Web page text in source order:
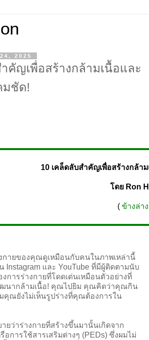
2025
คัญเพื่อสร้างกล้ามเนื้อและ
มชัด!
10 เคล็ดลับสำคัญเพื่อสร้างกล้า
โดย Ron
( ข้างล่า
ยของคุณดูเหมือนกับคนในภาพเหล่านี้
Instagram และ YouTube ที่มีผู้ติดตามนับ
การร่างกายที่โดดเด่นเหมือนตัวอย่างที่
ฒนากล้ามเนื้อ! คุณไปยิม คุณคิดว่าคุณกิน
คุณยังไม่เห็นรูปร่างที่คุณต้องการใน
ว่าร่างกายที่สร้างขึ้นมานั้นเกิดจาก
อการใช้สารเสริมต่างๆ (PEDs) ซึ่งผมไม่